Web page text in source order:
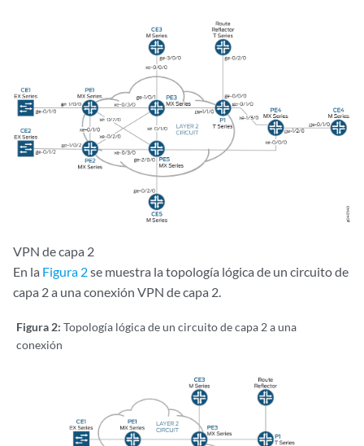
VPN de capa 2
En la Figura 2se muestra la topología lógica de un circuito de
capa 2 a una conexión VPN de capa 2.
Figura 2: Topología lógica de un circuito de capa 2 a una
conexión